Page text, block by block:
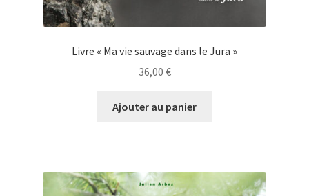
Livre « Ma vie sauvage dans le Jura »
36,00 €
Ajouter au panier